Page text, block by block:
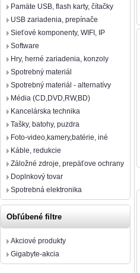
Pamäte USB, flash karty, čítačky
USB zariadenia, prepínače
Sieťové komponenty, WIFI, IP
Software
Hry, herné zariadenia, konzoly
Spotrebný materiál
Spotrebný materiál - alternatívy
Média (CD,DVD,RW,BD)
Kancelárska technika
Tašky, batohy, puzdra
Foto-video,kamery,batérie, iné
Káble, redukcie
Záložné zdroje, prepäťove ochrany
Doplnkový tovar
Spotrebná elektronika
Obľúbené filtre
Akciové produkty
Gigabyte-akcia